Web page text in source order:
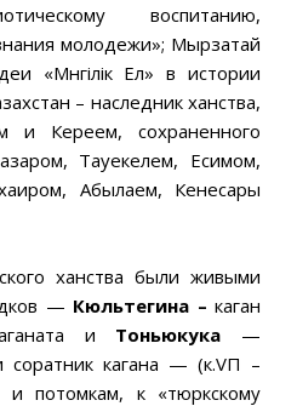
воспитанию,
молодежи»; Мырзатай
«Мәнгілік Ел» в истории
– наследник ханства,
и Кереем, сохраненного
Тауекелем, Есимом,
Абылаем, Кенесары
ханства были живыми
— Кюльтегина – каган
и Тоньюкука —
соратник кагана — (к.VП –
потомкам, к «тюркскому